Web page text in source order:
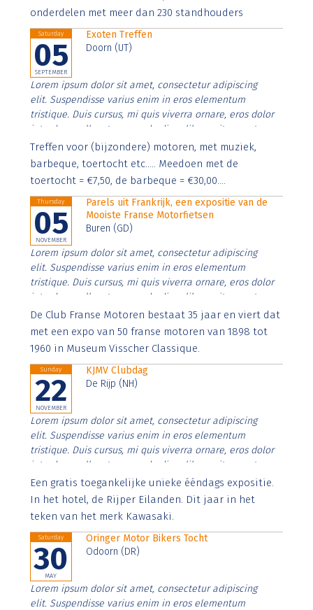
onderdelen met meer dan 230 standhouders
Saturday
05
SEPTEMBER
Exoten Treffen
Doorn (UT)
Lorem ipsum dolor sit amet, consectetur adipiscing
elit. Suspendisse varius enim in eros elementum
tristique. Duis cursus, mi quis viverra ornare, eros dolor
interdum nulla, ut commodo diam libero vitae erat.
Aenean faucibus nibh et justo cursus id rutrum lorem
imperdiet. Nunc ut sem vitae risus tristique posuere.
Treffen voor (bijzondere) motoren, met muziek,
barbeque, toertocht etc..... Meedoen met de
toertocht = €7,50, de barbeque = €30,00....
Thursday
05
NOVEMBER
Parels uit Frankrijk, een expositie van de
Mooiste Franse Motorfietsen
Buren (GD)
Lorem ipsum dolor sit amet, consectetur adipiscing
elit. Suspendisse varius enim in eros elementum
tristique. Duis cursus, mi quis viverra ornare, eros dolor
interdum nulla, ut commodo diam libero vitae erat.
Aenean faucibus nibh et justo cursus id rutrum lorem
imperdiet. Nunc ut sem vitae risus tristique posuere.
De Club Franse Motoren bestaat 35 jaar en viert dat
met een expo van 50 franse motoren van 1898 tot
1960 in Museum Visscher Classique.
Sunday
22
NOVEMBER
KJMV Clubdag
De Rijp (NH)
Lorem ipsum dolor sit amet, consectetur adipiscing
elit. Suspendisse varius enim in eros elementum
tristique. Duis cursus, mi quis viverra ornare, eros dolor
interdum nulla, ut commodo diam libero vitae erat.
Aenean faucibus nibh et justo cursus id rutrum lorem
imperdiet. Nunc ut sem vitae risus tristique posuere.
Een gratis toegankelijke unieke ééndags expositie.
In het hotel, de Rijper Eilanden. Dit jaar in het
teken van het merk Kawasaki.
Saturday
30
MAY
Oringer Motor Bikers Tocht
Odoorn (DR)
Lorem ipsum dolor sit amet, consectetur adipiscing
elit. Suspendisse varius enim in eros elementum